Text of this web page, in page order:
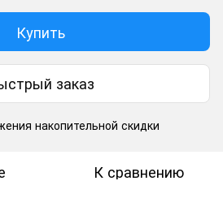
Купить
заказ
накопительной скидки
К сравнению